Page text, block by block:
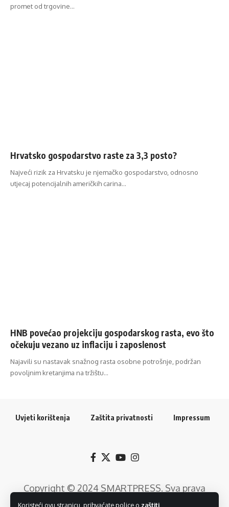
Koristeći ovu stranicu, prihvaćate police o zaštiti
promet od trgovine…
Hrvatsko gospodarstvo raste za 3,3 posto?
Najveći rizik za Hrvatsku je njemačko gospodarstvo, odnosno
utjecaj potencijalnih američkih carina…
HNB povećao projekciju gospodarskog rasta, evo što
očekuju vezano uz inflaciju i zaposlenost
Najavili su nastavak snažnog rasta osobne potrošnje, podržan
povoljnim kretanjima na tržištu…
Uvjeti korištenja Zaštita privatnosti Impressum
Copyright © 2024 SMARTPRESS. Sva prava
pridržana. Razvoj web rješenja:GTrends -